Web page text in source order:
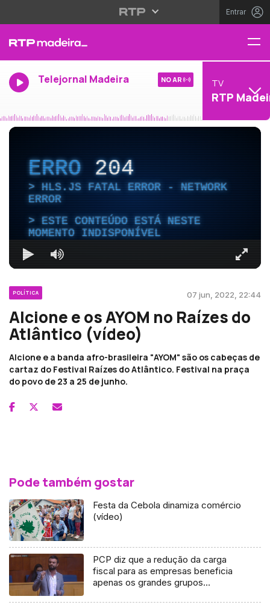
Entrar
Telejornal Madeira NO AR TV
RTP
ERRO204
HLS.JS FATAL ERROR - NETWORK
ERROR
ESTE CONTEÚDO ESTÁ NESTE
MOMENTO INDISPONÍVEL
POLÍTICA 07 jun, 2022, 22:44
Alcione e os AYOM no Raízes do
Atlântico (vídeo)
Alcione e a banda afro-brasileira "AYOM" são os cabeças de
cartaz do Festival Raízes do Atlântico. Festival na praça
do povo de 23 a 25 de junho.
Pode também gostar
Festa da Cebola dinamiza comércio
(vídeo)
PCP diz que a redução da carga
fiscal para as empresas beneficia
apenas os grandes grupos